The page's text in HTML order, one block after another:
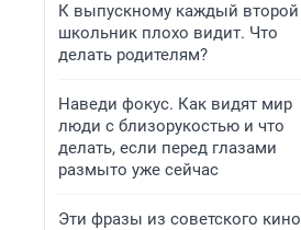
К выпускному каждый второй
школьник плохо видит. Что
делать родителям?
Наведи фокус. Как видят мир
люди с близорукостью и что
делать, если перед глазами
размыто уже сейчас
Эти фразы из советского кино